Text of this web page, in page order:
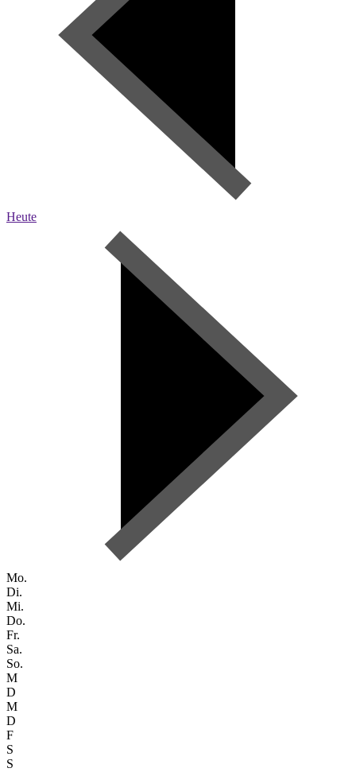
Heute
Mo.
Di.
Mi.
Do.
Fr.
Sa.
So.
M
D
M
D
F
S
S